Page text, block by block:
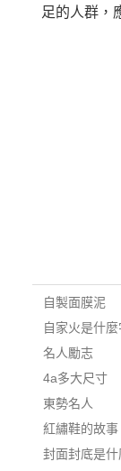
足的人群，
自製面膜泥
自家火是什麼
名人勵志
4a多大尺寸
東勢名人
紅繡鞋的故事
封面封底是什